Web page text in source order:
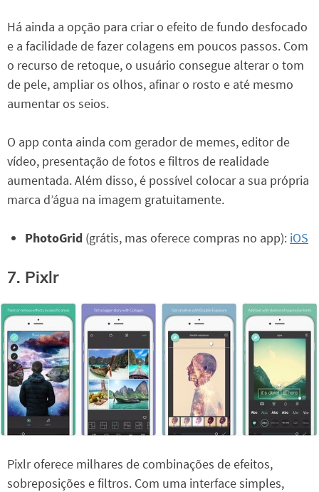
Há ainda a opção para criar o efeito de fundo desfocado
e a facilidade de fazer colagens em poucos passos. Com
o recurso de retoque, o usuário consegue alterar o tom
de pele, ampliar os olhos, afinar o rosto e até mesmo
aumentar os seios.
O app conta ainda com gerador de memes, editor de
vídeo, presentação de fotos e filtros de realidade
aumentada. Além disso, é possível colocar a sua própria
marca d’água na imagem gratuitamente.
PhotoGrid (grátis, mas oferece compras no app): iOS
7. Pixlr
Pixlr oferece milhares de combinações de efeitos,
sobreposições e filtros. Com uma interface simples,